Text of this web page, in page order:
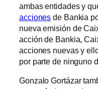
ambas entidades y
acciones de Bankia
nueva emisión de
acción de Bankia,
acciones nuevas y
por parte de ninguno
Gonzalo Gortázar